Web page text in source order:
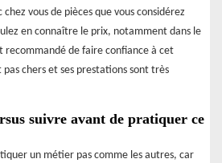
chez vous de pièces que vous considérez
en connaître le prix, notamment dans le
recommandé de faire confiance à cet
chers et ses prestations sont très
suivre avant de pratiquer ce
un métier pas comme les autres, car